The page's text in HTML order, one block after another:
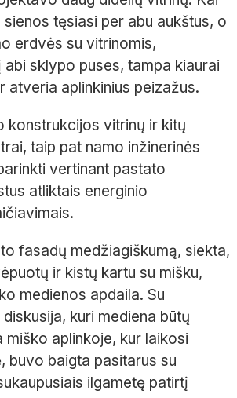
tęsiasi per abu aukštus, o
erdvės su vitrinomis,
sklypo puses, tampa kiaurai
atveria aplinkinius peizažus.
konstrukcijos vitrinų ir kitų
taip pat namo inžinerinės
vertinant pastato
atliktais energinio
fasadų medžiagiškumą, siekta,
ir kistų kartu su mišku,
medienos apdaila. Su
kuri mediena būtų
miško aplinkoje, kur laikosi
buvo baigta pasitarus su
ilgametę patirtį